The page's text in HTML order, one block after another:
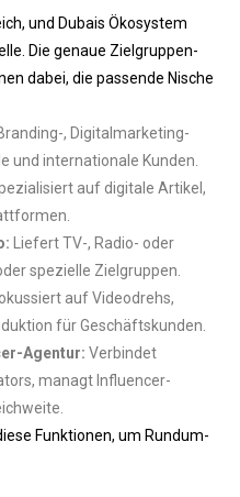
und Dubais Ökosystem
Die genaue Zielgruppen-
dabei, die passende Nische
, Digitalmarketing-
und internationale Kunden.
auf digitale Artikel,
Liefert TV-, Radio- oder
spezielle Zielgruppen.
auf Videodrehs,
für Geschäftskunden.
Agentur: Verbindet
managt Influencer-
Funktionen, um Rundum-